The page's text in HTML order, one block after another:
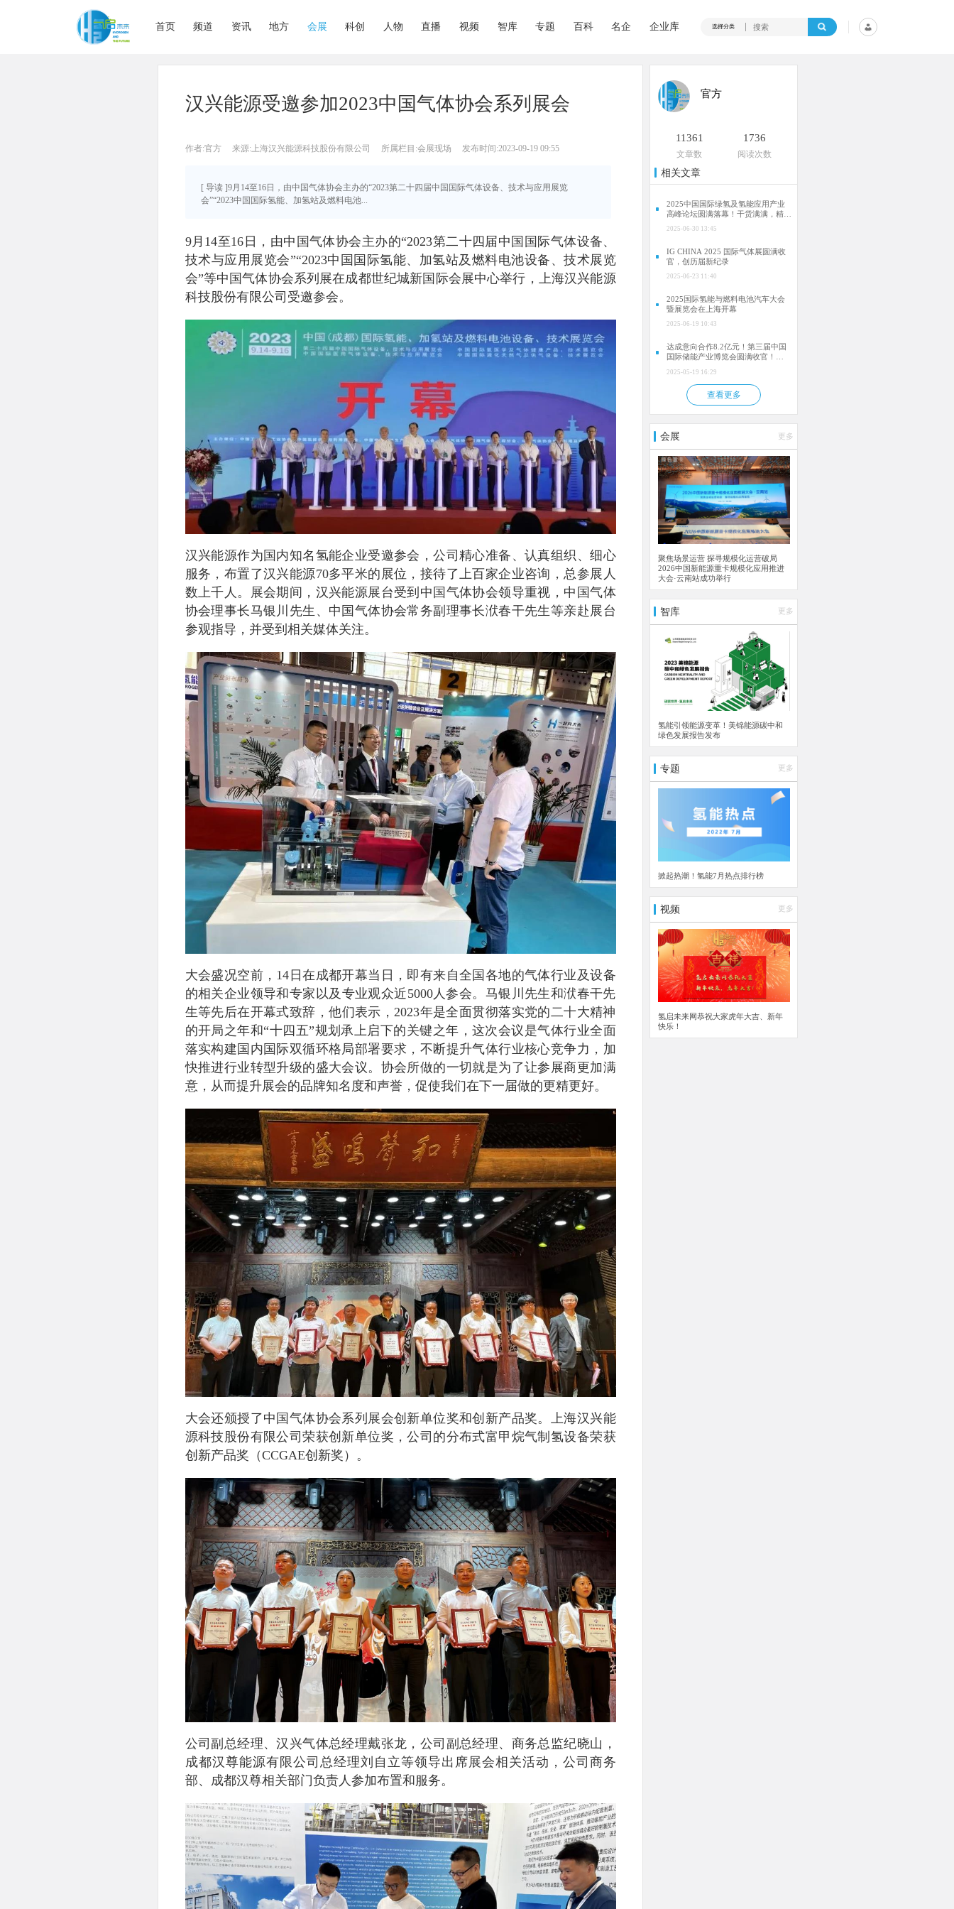
首页 频道 资讯 地方 会展 科创 人物 直播 视频 智库 专题 百科 名企 企业库 选择分类
汉兴能源受邀参加2023中国气体协会系列展会
作者:官方 来源:上海汉兴能源科技股份有限公司 所属栏目:会展现场 发布时间:2023-09-19 09:55
[ 导读 ]9月14至16日，由中国气体协会主办的“2023第二十四届中国国际气体设备、技术与应用展览
会”“2023中国国际氢能、加氢站及燃料电池...
9月14至16日，由中国气体协会主办的“2023第二十四届中国国际气体设备、
技术与应用展览会”“2023中国国际氢能、加氢站及燃料电池设备、技术展览
会”等中国气体协会系列展在成都世纪城新国际会展中心举行，上海汉兴能源
科技股份有限公司受邀参会。
汉兴能源作为国内知名氢能企业受邀参会，公司精心准备、认真组织、细心
服务，布置了汉兴能源70多平米的展位，接待了上百家企业咨询，总参展人
数上千人。展会期间，汉兴能源展台受到中国气体协会领导重视，中国气体
协会理事长马银川先生、中国气体协会常务副理事长洑春干先生等亲赴展台
参观指导，并受到相关媒体关注。
大会盛况空前，14日在成都开幕当日，即有来自全国各地的气体行业及设备
的相关企业领导和专家以及专业观众近5000人参会。马银川先生和洑春干先
生等先后在开幕式致辞，他们表示，2023年是全面贯彻落实党的二十大精神
的开局之年和“十四五”规划承上启下的关键之年，这次会议是气体行业全面
落实构建国内国际双循环格局部署要求，不断提升气体行业核心竞争力，加
快推进行业转型升级的盛大会议。协会所做的一切就是为了让参展商更加满
意，从而提升展会的品牌知名度和声誉，促使我们在下一届做的更精更好。
大会还颁授了中国气体协会系列展会创新单位奖和创新产品奖。上海汉兴能
源科技股份有限公司荣获创新单位奖，公司的分布式富甲烷气制氢设备荣获
创新产品奖（CCGAE创新奖）。
公司副总经理、汉兴气体总经理戴张龙，公司副总经理、商务总监纪晓山，
成都汉尊能源有限公司总经理刘自立等领导出席展会相关活动，公司商务
部、成都汉尊相关部门负责人参加布置和服务。
官方
11361
文章数
1736
阅读次数
相关文章
2025中国国际绿氢及氢能应用产业
高峰论坛圆满落幕！干货满满，精彩
2025-06-30 13:45
IG CHINA 2025 国际气体展圆满收
官，创历届新纪录
2025-06-23 11:40
2025国际氢能与燃料电池汽车大会
暨展览会在上海开幕
2025-06-19 10:43
达成意向合作8.2亿元！第三届中国
国际储能产业博览会圆满收官！
2025-05-19 16:29
查看更多
会展 更多
聚焦场景运营 探寻规模化运营破局
2026中国新能源重卡规模化应用推进
大会·云南站成功举行
智库 更多
氢能引领能源变革！美锦能源碳中和
绿色发展报告发布
专题 更多
掀起热潮！氢能7月热点排行榜
视频 更多
氢启未来网恭祝大家虎年大吉、新年
快乐！